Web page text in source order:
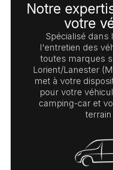
Notre
votre
Spécialisé dans
l'entretien des
toutes marques
Lorient/Lanester
met à votre
pour votre
camping-car et